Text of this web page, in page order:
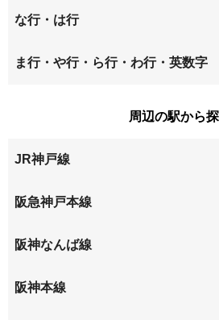
大島
神田
北城内
北竹谷町
昭和通
立花町 建家
な行・は行
七松町 西大
東大物町
東難波町
ま行・や行・ら行・わ行・英数字
周辺の駅から
JR神戸線
立花
阪急神戸本線
武庫之荘
阪神なんば線
大物
阪神本線